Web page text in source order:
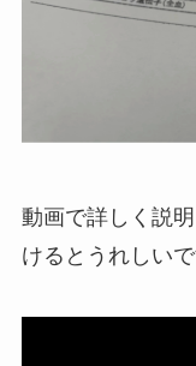
動画で詳しく説
けるとうれしいで